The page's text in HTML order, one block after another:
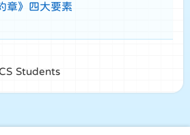
章》四大要素
Students